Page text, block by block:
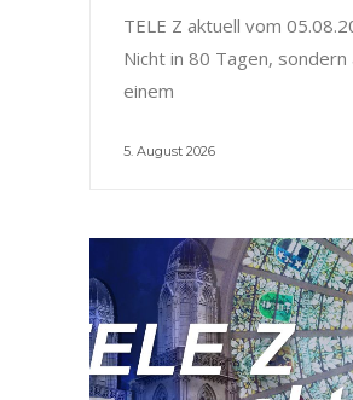
TELE Z aktuell vom
Nicht in 80 Tagen, sondern
einem
5. August 2026